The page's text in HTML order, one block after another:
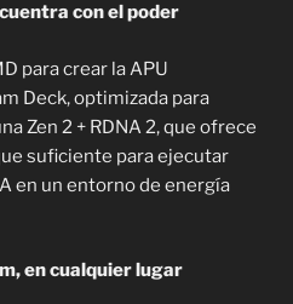
con el poder
para crear la APU
Deck, optimizada para
Zen 2 + RDNA 2, que ofrece
suficiente para ejecutar
en un entorno de energía
en cualquier lugar